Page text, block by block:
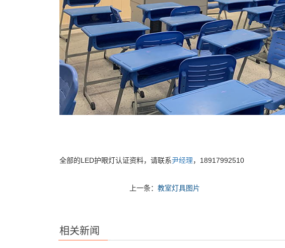
全部的LED护眼灯认证资料，请联系尹经理，18917992510
上一条：教室灯具图片
相关新闻